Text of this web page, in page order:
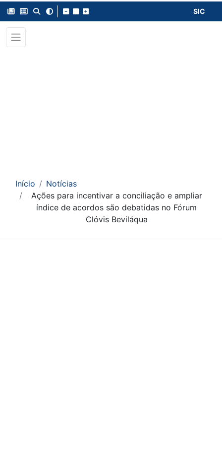
SIC
Início
Notícias
Ações para incentivar a conciliação e ampliar
índice de acordos são debatidas no Fórum
Clóvis Beviláqua